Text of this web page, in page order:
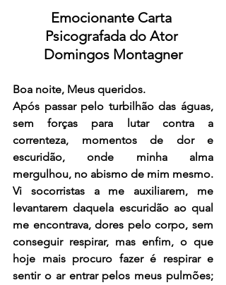
Emocionante Carta
Psicografada do Ator
Domingos Montagner
Boa noite, Meus queridos.
Após passar pelo turbilhão das águas,
sem forças para lutar contra a
correnteza, momentos de dor e
escuridão, onde minha alma
mergulhou, no abismo de mim mesmo.
Vi socorristas a me auxiliarem, me
levantarem daquela escuridão ao qual
me encontrava, dores pelo corpo, sem
conseguir respirar, mas enfim, o que
hoje mais procuro fazer é respirar e
sentir o ar entrar pelos meus pulmões;